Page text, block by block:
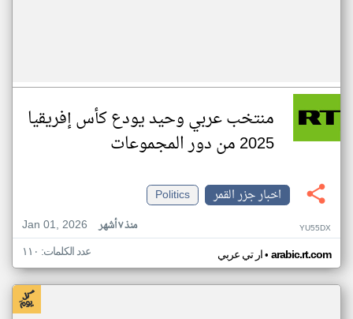
منتخب عربي وحيد يودع كأس إفريقيا
2025 من دور المجموعات
اخبار جزر القمر
Politics
Jan 01, 2026
منذ ٧ أشهر YU55DX
ار تي عربي• arabic.rt.com عدد الكلمات: ١١٠